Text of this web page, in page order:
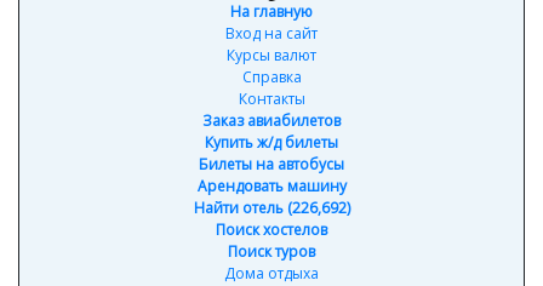
На главную
Вход на сайт
Курсы валют
Справка
Контакты
Заказ авиабилетов
Купить ж/д билеты
Билеты на автобусы
Арендовать машину
Найти отель (226,692)
Поиск хостелов
Поиск туров
Дома отдыха